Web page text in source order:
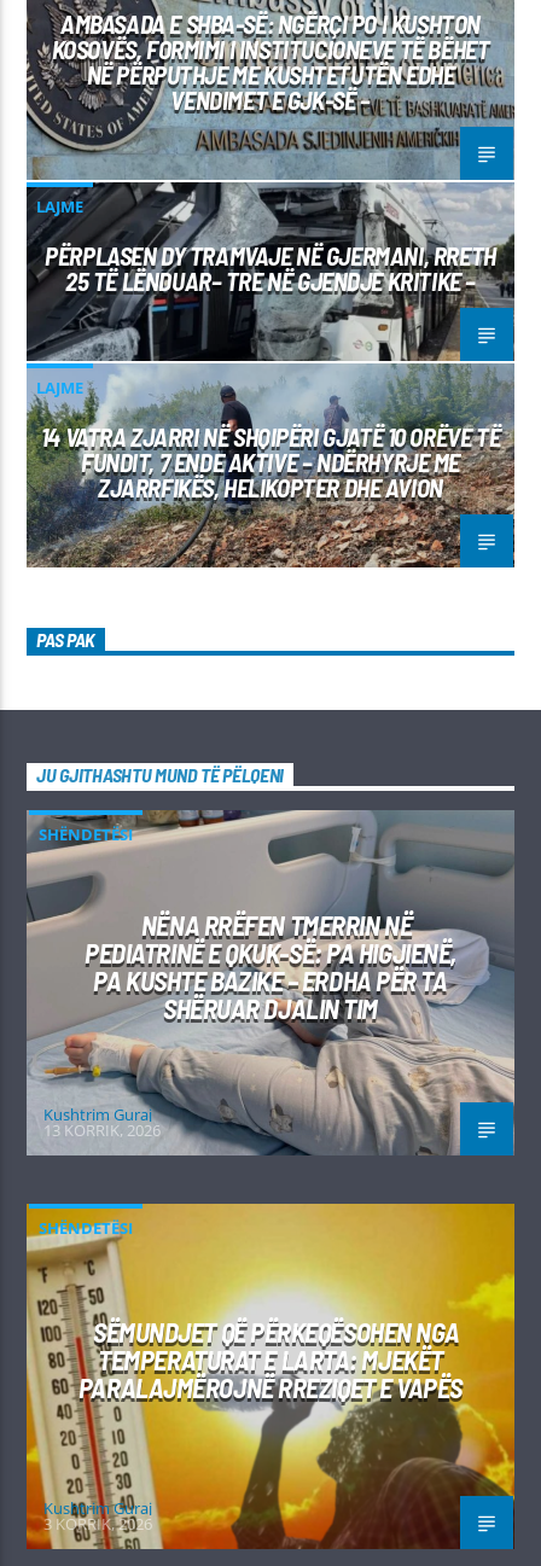
AMBASADA E SHBA-SË: NGËRÇI PO I KUSHTON
KOSOVËS, FORMIMI I INSTITUCIONEVE TË BËHET
NË PËRPUTHJE ME KUSHTETUTËN EDHE
VENDIMET E GJK-SË –
LAJME
PËRPLASEN DY TRAMVAJE NË GJERMANI, RRETH
25 TË LËNDUAR– TRE NË GJENDJE KRITIKE –
LAJME
14 VATRA ZJARRI NË SHQIPËRI GJATË 10 ORËVE TË
FUNDIT, 7 ENDE AKTIVE – NDËRHYRJE ME
ZJARRFIKËS, HELIKOPTER DHE AVION
PAS PAK
JU GJITHASHTU MUND TË PËLQENI
SHËNDETËSI
NËNA RRËFEN TMERRIN NË
PEDIATRINË E QKUK-SË: PA HIGJIENË,
PA KUSHTE BAZIKE – ERDHA PËR TA
SHËRUAR DJALIN TIM
Kushtrim Guraj
13 KORRIK, 2026
SHËNDETËSI
SËMUNDJET QË PËRKEQËSOHEN NGA
TEMPERATURAT E LARTA: MJEKËT
PARALAJMËROJNË RREZIQET E VAPËS
Kushtrim Guraj
3 KORRIK, 2026